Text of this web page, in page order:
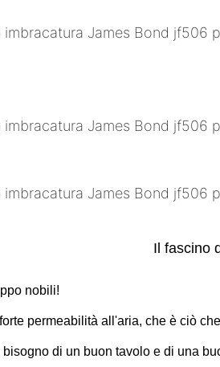
Il fascino
nobili!
permeabilità all'aria, che è ciò
di un buon tavolo e di una